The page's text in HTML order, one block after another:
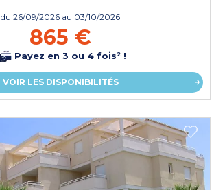
du 26/09/2026 au 03/10/2026
865 €
Payez en 3 ou 4 fois² !
VOIR LES DISPONIBILITÉS